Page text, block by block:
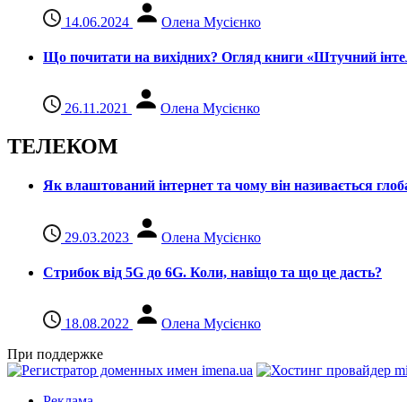
14.06.2024 Олена Мусієнко
Що почитати на вихідних? Огляд книги «Штучний
26.11.2021 Олена Мусієнко
ТЕЛЕКОМ
Як влаштований інтернет та чому він називається
29.03.2023 Олена Мусієнко
Стрибок від 5G до 6G. Коли, навіщо та що це даcть?
18.08.2022
Олена Мусієнко
При поддержке